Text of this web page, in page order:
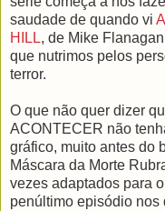
saudade de quando vi
HILL, de Mike
que nutrimos pelos
terror.
O que não quer dizer
ACONTECER não
gráfico, muito antes do
Máscara da Morte
vezes adaptados para
penúltimo episódio nos